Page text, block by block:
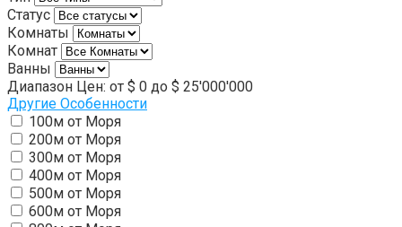
Статус
Комнаты
Комнат
Ванны
Диапазон Цен: от $ 0 до $ 25'000'000
Другие Особенности
100м от Моря
200м от Моря
300м от Моря
400м от Моря
500м от Моря
600м от Моря